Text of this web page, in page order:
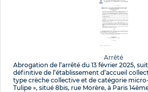
Arrêté
Abrogation de l’arrêté du 13 février 2025,
définitive de l’établissement d’accueil
type crèche collective et de catégorie
Tulipe », situé 8bis, rue Morère, à Paris